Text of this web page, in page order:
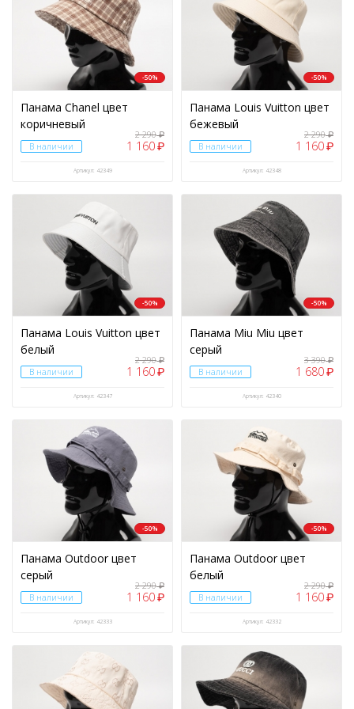
Чехол для iPhone
(38)
Чехол тактический
(1)
Шапки
(140)
Шнурки
(1)
Эспандеры
(2)
-50%
Панама Chanel цвет
коричневый
В наличии
2 290₽
1 160₽
Артикул: 42349
-50%
Панама Louis Vuitton цвет
бежевый
В наличии
2 290₽
1 160₽
Артикул: 42348
-50%
Панама Louis Vuitton цвет
белый
В наличии
2 290₽
1 160₽
Артикул: 42347
-50%
Панама Miu Miu цвет
серый
В наличии
3 390₽
1 680₽
Артикул: 42340
-50%
Панама Outdoor цвет
серый
В наличии
2 290₽
1 160₽
Артикул: 42333
-50%
Панама Outdoor цвет
белый
В наличии
2 290₽
1 160₽
Артикул: 42332